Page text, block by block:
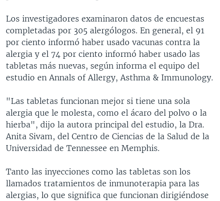
Los investigadores examinaron datos de encuestas
completadas por 305 alergólogos. En general, el 91
por ciento informó haber usado vacunas contra la
alergia y el 74 por ciento informó haber usado las
tabletas más nuevas, según informa el equipo del
estudio en Annals of Allergy, Asthma & Immunology.
"Las tabletas funcionan mejor si tiene una sola
alergia que le molesta, como el ácaro del polvo o la
hierba", dijo la autora principal del estudio, la Dra.
Anita Sivam, del Centro de Ciencias de la Salud de la
Universidad de Tennessee en Memphis.
Tanto las inyecciones como las tabletas son los
llamados tratamientos de inmunoterapia para las
alergias, lo que significa que funcionan dirigiéndose